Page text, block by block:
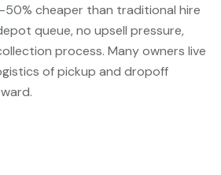
cheaper than traditional hire
queue, no upsell pressure,
process. Many owners live
of pickup and dropoff